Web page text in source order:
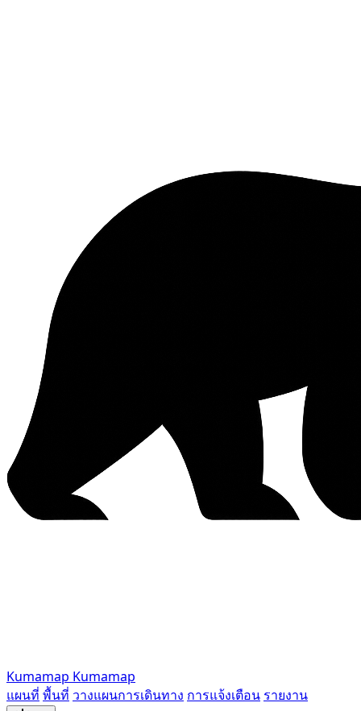
Kumamap Kumamap
แผนที่ พื้นที่ วางแผนการเดินทาง การแจ้งเตือน รายงาน